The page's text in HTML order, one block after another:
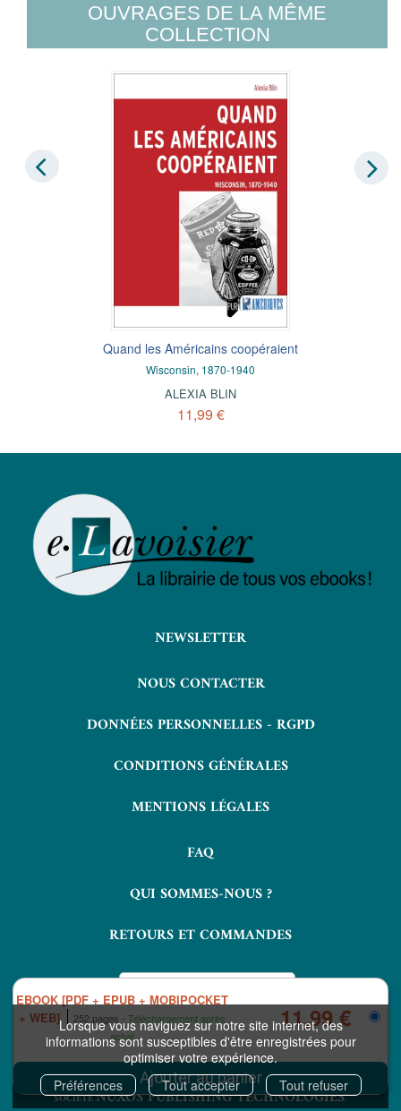
Lorsque vous naviguez sur notre site internet, des
informations sont susceptibles d'être enregistrées pour
optimiser votre expérience.
Préférences
Tout accepter Tout refuser
EBOOK [PDF + EPUB + MOBIPOCKET
+ WEB]
252 pages
Téléchargement après
achat
11,99 €
OUVRAGES DE LA MÊME
COLLECTION
Quand les Américains coopéraient
Wisconsin, 1870-1940
ALEXIA BLIN
11,99 €
NEWSLETTER
NOUS CONTACTER
DONNÉES PERSONNELLES - RGPD
CONDITIONS GÉNÉRALES
MENTIONS LÉGALES
FAQ
QUI SOMMES-NOUS ?
RETOURS ET COMMANDES
COPYRIGHT © 2026 LAVOISIER ET NUXOS PUBLISHING TECHNOLOGIES.
IZIBOOK®ETIZIBOOKS®SONT DES MARQUES DÉPOSÉES DE LA
SOCIÉTÉNUXOS PUBLISHING TECHNOLOGIES.